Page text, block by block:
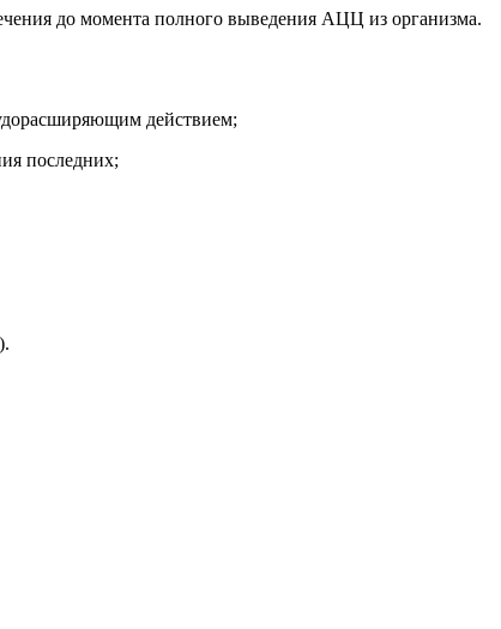
до момента полного выведения АЦЦ из организма.
действием;
последних;